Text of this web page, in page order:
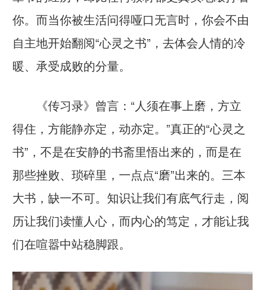
你。而当你被生活问得哑口无言时，你会不由
自主地开始翻阅“心灵之书”，去体会人情的冷
暖、承受成败的分量。
《传习录》曾言：“人须在事上磨，方立
得住，方能静亦定，动亦定。”真正的“心灵之
书”，不是在安静的书斋里悟出来的，而是在
那些挫败、琐碎里，一点点“磨”出来的。三本
大书，缺一不可。知识让我们有底气行走，阅
历让我们读懂人心，而内心的笃定，才能让我
们在喧嚣中站稳脚跟。